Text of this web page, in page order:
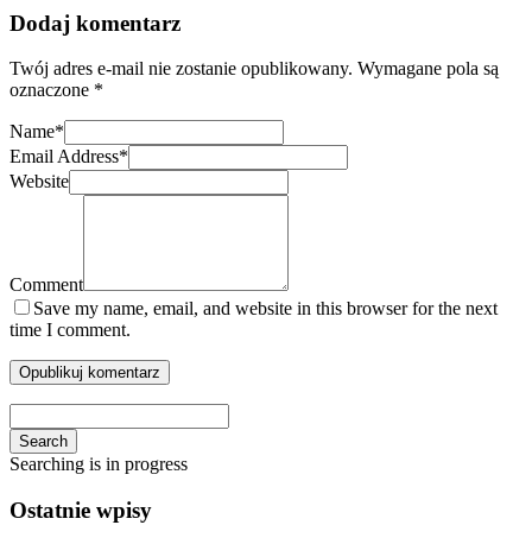
Dodaj komentarz
Twój adres e-mail nie zostanie opublikowany. Wymagane pola są
oznaczone *
Name*
Email Address*
Website
Comment
Save my name, email, and website in this browser for the next
time I comment.
Search
Searching is in progress
Ostatnie wpisy